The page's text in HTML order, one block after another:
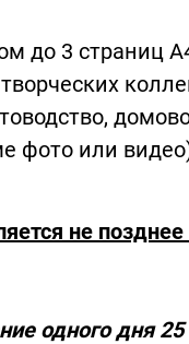
до 3 страниц
фото или
не позднее
одного дня